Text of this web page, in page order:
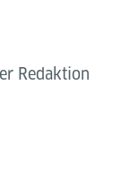
Redaktion